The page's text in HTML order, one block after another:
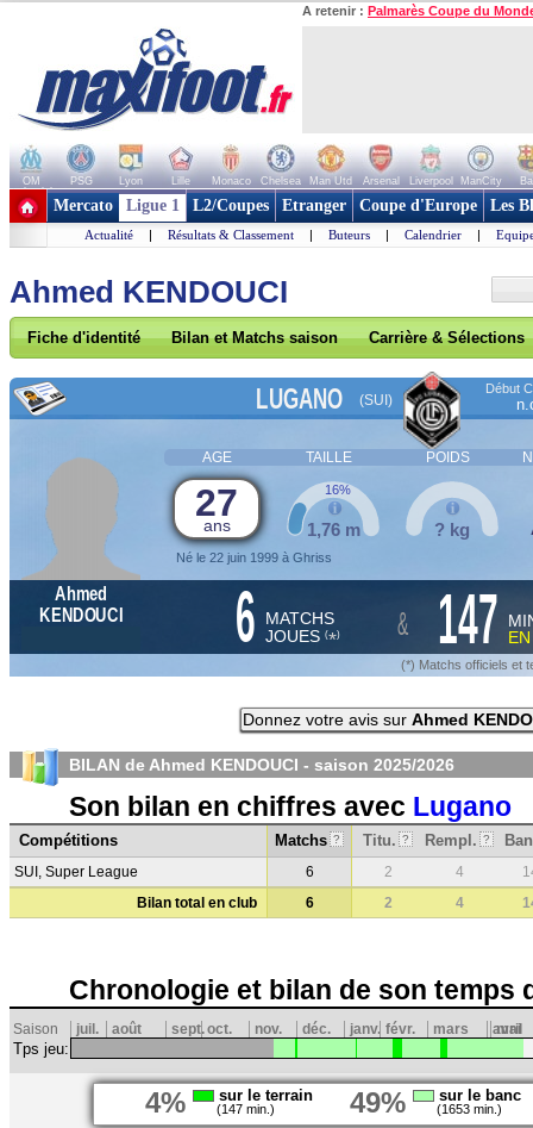
A retenir : Palmarès Coupe du
OM PSG Lyon Lille Monaco Chelsea Man Utd Arsenal Liverpool ManCity
+ de clubs
Mercato Ligue 1 L2/Coupes Etranger Coupe d'Europe Les
Actualité | Résultats & Classement | Buteurs | Calendrier |
Ahmed KENDOUCI
Fiche d'identité Bilan et Matchs saison Carrière & Sélections
LUGANO (SUI)
Début
AGE TAILLE POIDS
27
ans
Né le 22 juin 1999 à Ghriss
1,76 m
16%
? kg
Ahmed
KENDOUCI
6 MATCHS
JOUES (*) & 147
(*) Matchs officiels et
Donnez votre avis sur Ahmed
BILAN de Ahmed KENDOUCI - saison 2025/2026
Son bilan en chiffres avec Lugano
Compétitions Matchs ? Titu. ? Rempl. ?
SUI, Super League 6 2 4
Bilan total en club
6 2 4
Chronologie et bilan de son temps
Saison juil. août sept.oct. nov. déc. janv. févr. mars avril
mai
Tps jeu:
4% sur le terrain
(147 min.) 49% sur le banc
(1653 min.)